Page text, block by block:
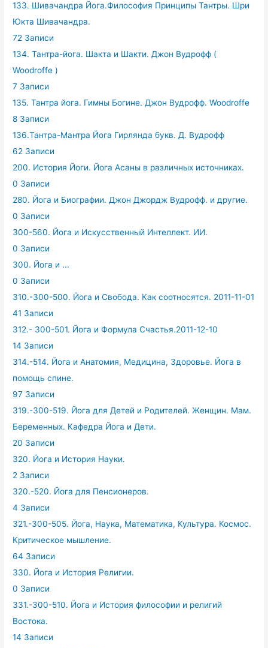
133. Шивачандра Йога.Философия Принципы Тантры. Шри
Юкта Шивачандра.
72 Записи
134. Тантра-йога. Шакта и Шакти. Джон Вудрофф (
Woodroffe )
7 Записи
135. Тантра йога. Гимны Богине. Джон Вудрофф. Woodroffe
8 Записи
136.Тантра-Мантра Йога Гирлянда букв. Д. Вудрофф
62 Записи
200. История Йоги. Йога Асаны в различных источниках.
0 Записи
280. Йога и Биографии. Джон Джордж Вудрофф. и другие.
0 Записи
300-560. Йога и Искусственный Интеллект. ИИ.
0 Записи
300. Йога и ...
0 Записи
310.-300-500. Йога и Свобода. Как соотносятся. 2011-11-01
41 Записи
312.- 300-501. Йога и Формула Счастья.2011-12-10
14 Записи
314.-514. Йога и Анатомия, Медицина, Здоровье. Йога в
помощь спине.
97 Записи
319.-300-519. Йога для Детей и Родителей. Женщин. Мам.
Беременных. Кафедра Йога и Дети.
20 Записи
320. Йога и История Науки.
2 Записи
320.-520. Йога для Пенсионеров.
4 Записи
321.-300-505. Йога, Наука, Математика, Культура. Космос.
Критическое мышление.
64 Записи
330. Йога и История Религии.
0 Записи
331.-300-510. Йога и История философии и религий
Востока.
14 Записи